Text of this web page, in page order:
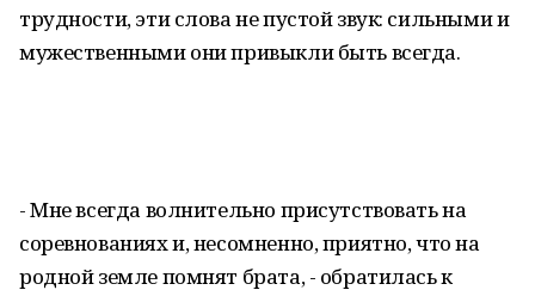
трудности, эти слова не пустой звук: сильными и
мужественными они привыкли быть всегда.
- Мне всегда волнительно присутствовать на
соревнованиях и, несомненно, приятно, что на
родной земле помнят брата, - обратилась к